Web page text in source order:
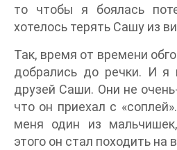
то чтобы я боялась
хотелось терять Сашу из
Так, время от времени
добрались до речки. И я
друзей Саши. Они не
что он приехал с
меня один из
этого он стал походить на